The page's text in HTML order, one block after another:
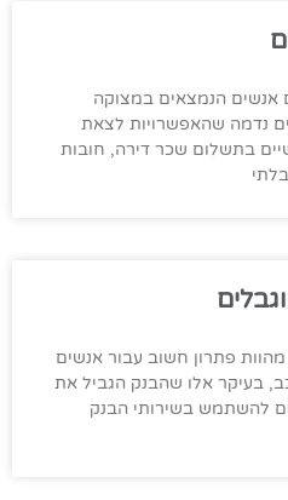
אנשים הנמצאים במצוקה
נדמה שהאפשרויות לצאת
בתשלום שכר דירה, חובות
פתרון חשוב עבור אנשים
בעיקר אלו שהבנק הגביל את
להשתמש בשירותי הבנק